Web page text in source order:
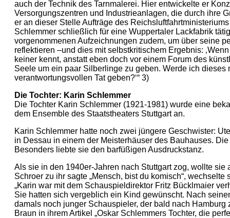
Die Tochter: Karin Schlemmer
Die Tochter Karin Schlemmer (1921-1981) wurde eine
dem Ensemble des Staatstheaters Stuttgart an.
Karin Schlemmer hatte noch zwei jüngere Geschwister:
in Dessau in einem der Meisterhäuser des Bauhauses.
Besonders liebte sie den barfüßigen Ausdruckstanz.
Als sie in den 1940er-Jahren nach Stuttgart zog, wollte
Schroer zu ihr sagte „Mensch, bist du komisch“,
„Karin war mit dem Schauspieldirektor Fritz Bücklmaier
Sie hatten sich vergeblich ein Kind gewünscht. Nach
damals noch junger Schauspieler, der bald nach
Braun in ihrem Artikel „Oskar Schlemmers Tochter, die